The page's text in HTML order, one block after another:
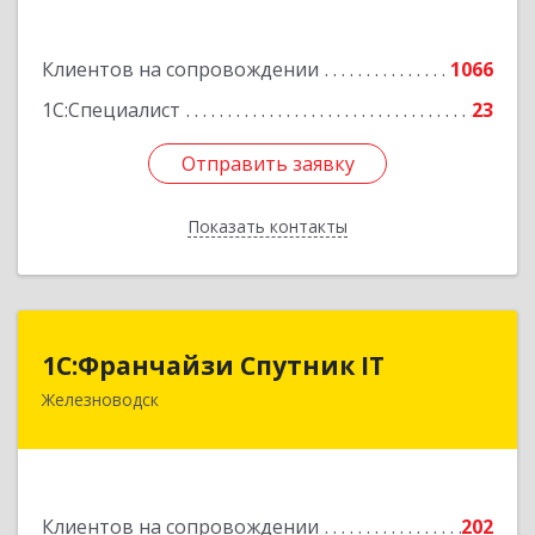
Клиентов на сопровождении
1066
1С:Специалист
23
Отправить заявку
Показать контакты
Отправить заявку
Назад
1С:Франчайзи Спутник IT
Железноводск
Клиентов на сопровождении
202
1С:Франчайзи Спутник IT
357430, Ставропольский край, город-курорт
Подробнее